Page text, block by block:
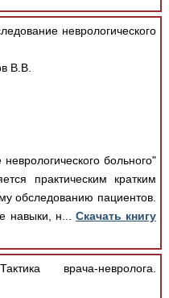
неврологического
В.В.
больного"
практическим кратким
обследованию пациентов.
навыки, н... Скачать книгу
врача-невролога.